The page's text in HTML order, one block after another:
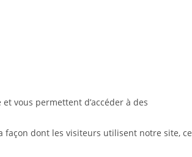
vous permettent d’accéder à des
façon dont les visiteurs utilisent notre site, ce